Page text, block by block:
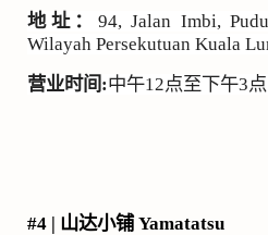
地址： 94, Jalan Imbi,
Wilayah Persekutuan Kuala
营业时间:中午12点至下午3
#4 | 山达小铺Yamatatsu